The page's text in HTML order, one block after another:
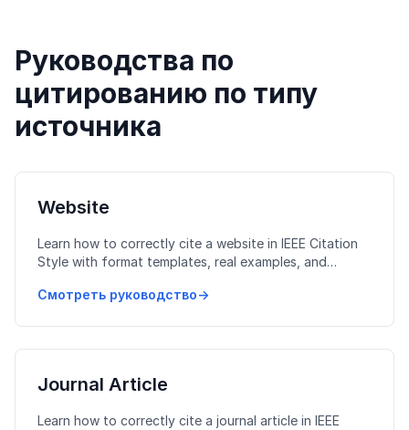
Руководства по
цитированию по типу
источника
Website
Learn how to correctly cite a website in IEEE Citation
Style with format templates, real examples, and
Смотреть руководство→
Journal Article
Learn how to correctly cite a journal article in IEEE